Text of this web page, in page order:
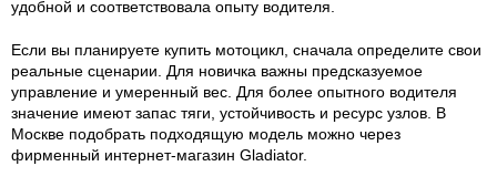
удобной и соответствовала опыту водителя.
Если вы планируете купить мотоцикл, сначала определите свои
реальные сценарии. Для новичка важны предсказуемое
управление и умеренный вес. Для более опытного водителя
значение имеют запас тяги, устойчивость и ресурс узлов. В
Москве подобрать подходящую модель можно через
фирменный интернет-магазин Gladiator.